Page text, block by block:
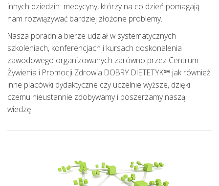
innych dziedzin medycyny, którzy na co dzień pomagają
nam rozwiązywać bardziej złożone problemy.
Nasza poradnia bierze udział w systematycznych
szkoleniach, konferencjach i kursach doskonalenia
zawodowego organizowanych zarówno przez Centrum
Żywienia i Promocji Zdrowia DOBRY DIETETYK℠ jak również
inne placówki dydaktyczne czy uczelnie wyższe, dzięki
czemu nieustannie zdobywamy i poszerzamy naszą
wiedzę.